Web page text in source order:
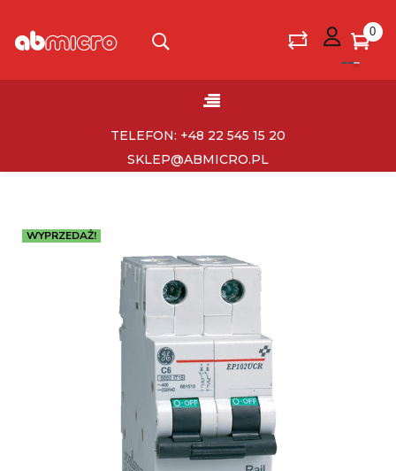
0
Toggle
☰
TELEFON: +48 22 545 15 20
SKLEP@ABMICRO.PL
WYPRZEDAŻ!